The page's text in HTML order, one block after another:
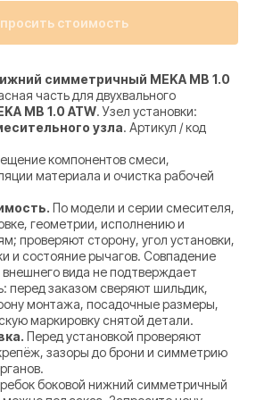
стоимость
симметричный MEKA MB 1.0
часть для двухвального
MB 1.0 ATW. Узел установки:
узла. Артикул / код
компонентов смеси,
материала и очистка рабочей
По модели и серии смесителя,
геометрии, исполнению и
проверяют сторону, угол установки,
и состояние рычагов. Совпадение
вида не подтверждает
перед заказом сверяют шильдик,
монтажа, посадочные размеры,
маркировку снятой детали.
Перед установкой проверяют
зазоры до брони и симметрию
боковой нижний симметричный